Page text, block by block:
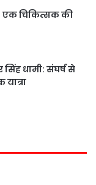
एक चिकित्सक की
धामी: संघर्ष से